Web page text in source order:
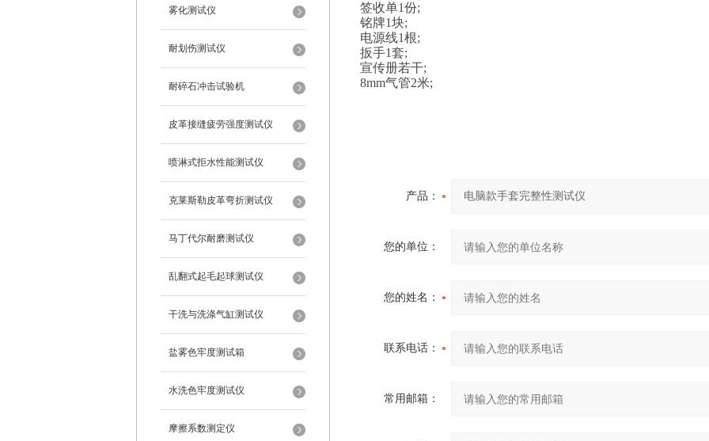
雾化测试仪
耐划伤测试仪
耐碎石冲击试验机
皮革接缝疲劳强度测试仪
喷淋式拒水性能测试仪
克莱斯勒皮革弯折测试仪
马丁代尔耐磨测试仪
乱翻式起毛起球测试仪
干洗与洗涤气缸测试仪
盐雾色牢度测试箱
水洗色牢度测试仪
摩擦系数测定仪
签收单1份;
铭牌1块;
电源线1根;
扳手1套;
宣传册若干;
8mm气管2米;
产品：
您的单位：
您的姓名：
联系电话：
常用邮箱：